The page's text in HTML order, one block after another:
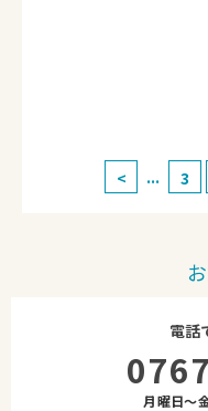
< ... 3
電話
月曜日～